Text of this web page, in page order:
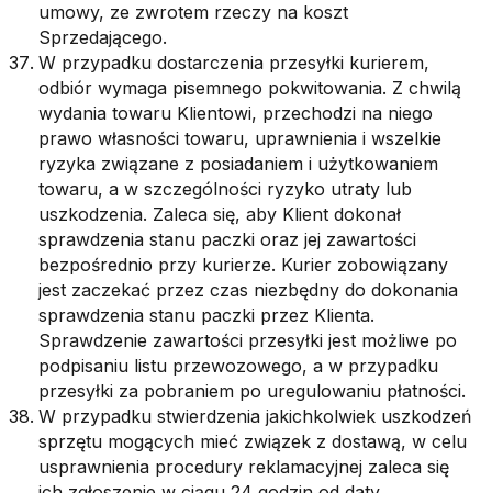
umowy, ze zwrotem rzeczy na koszt
Sprzedającego.
W przypadku dostarczenia przesyłki kurierem,
odbiór wymaga pisemnego pokwitowania. Z chwilą
wydania towaru Klientowi, przechodzi na niego
prawo własności towaru, uprawnienia i wszelkie
ryzyka związane z posiadaniem i użytkowaniem
towaru, a w szczególności ryzyko utraty lub
uszkodzenia. Zaleca się, aby Klient dokonał
sprawdzenia stanu paczki oraz jej zawartości
bezpośrednio przy kurierze. Kurier zobowiązany
jest zaczekać przez czas niezbędny do dokonania
sprawdzenia stanu paczki przez Klienta.
Sprawdzenie zawartości przesyłki jest możliwe po
podpisaniu listu przewozowego, a w przypadku
przesyłki za pobraniem po uregulowaniu płatności.
W przypadku stwierdzenia jakichkolwiek uszkodzeń
sprzętu mogących mieć związek z dostawą, w celu
usprawnienia procedury reklamacyjnej zaleca się